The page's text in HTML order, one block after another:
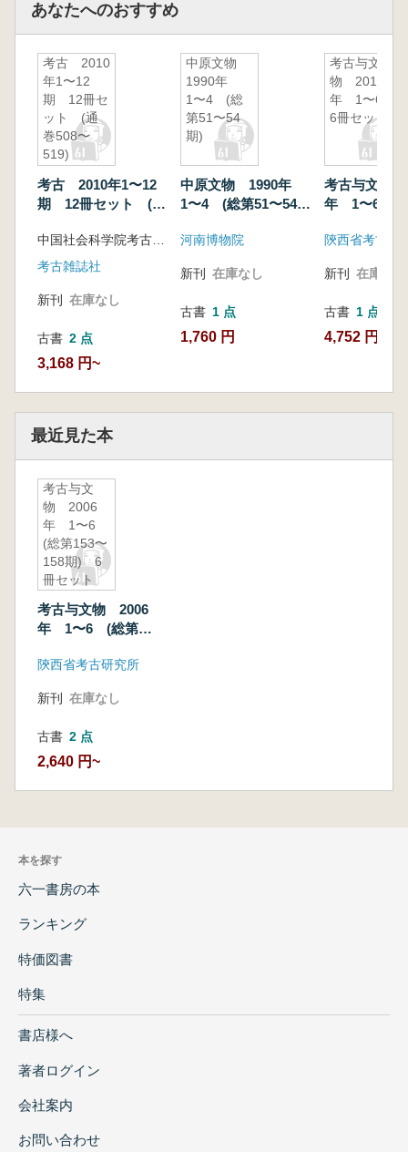
あなたへのおすすめ
考古 2010
年1〜12
期 12冊セ
ット (通
巻508〜
519)
考古 2010年1〜12
期 12冊セット (通
考古雑誌社
新刊 在庫なし
古書 2 点
3,168 円~
中原文物
1990年
1〜4 (総
第51〜54
期)
中原文物 1990年
1〜4 (総第51〜54
河南博物院
新刊 在庫なし
古書 1 点
1,760 円
考古与文
物 2010
年 1〜6
6冊セット
考古与文物
年 1〜6 6
陝西省考古研
新刊 在庫なし
古書 1 点
4,752 円
最近見た本
考古与文
物 2006
年 1〜6
(総第153〜
158期) 6
冊セット
考古与文物 2006
年 1〜6 (総第
ット
陝西省考古研究所
新刊 在庫なし
古書 2 点
2,640 円~
本を探す
六一書房の本
ランキング
特価図書
特集
書店様へ
著者ログイン
会社案内
お問い合わせ